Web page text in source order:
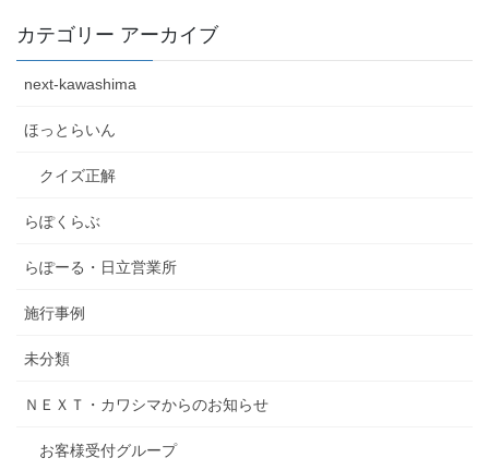
カテゴリー アーカイブ
next-kawashima
ほっとらいん
クイズ正解
らぽくらぶ
らぽーる・日立営業所
施行事例
未分類
ＮＥＸＴ・カワシマからのお知らせ
お客様受付グループ